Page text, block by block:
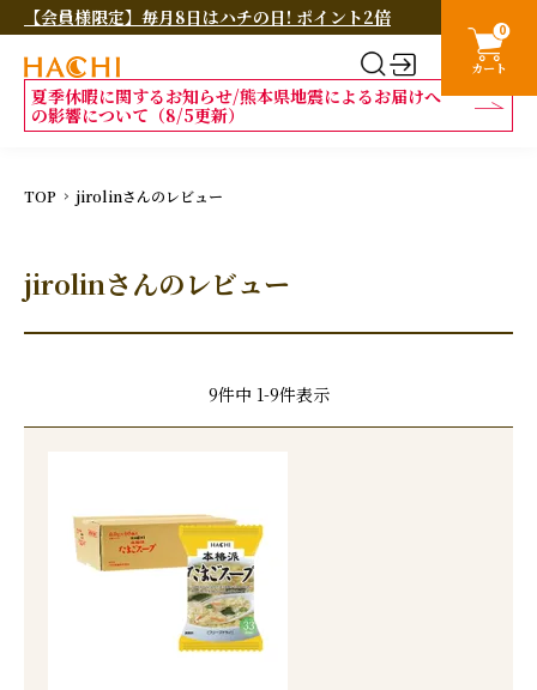
【会員様限定】毎月8日はハチの日! ポイント2倍
夏季休暇に関するお知らせ/熊本県地震によるお届けへ
の影響について（8/5更新）
0
カート
TOP jirolinさんのレビュー
jirolinさんのレビュー
9件中 1-9件表示